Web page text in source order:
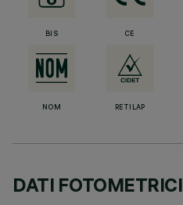
BIS CE
NOM RETILAP
DATI FOTOMETRICI